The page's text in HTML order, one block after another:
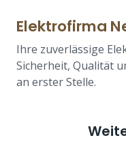
Elektrofirma
Ihre zuverlässige
Sicherheit, Qualität
an erster Stelle.